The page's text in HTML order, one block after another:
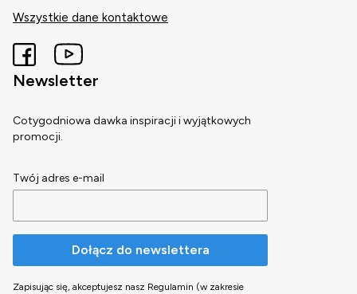
Wszystkie dane kontaktowe
Newsletter
Cotygodniowa dawka inspiracji i wyjątkowych
promocji.
Twój adres e-mail
Dołącz do newslettera
Zapisując się, akceptujesz nasz Regulamin (w zakresie